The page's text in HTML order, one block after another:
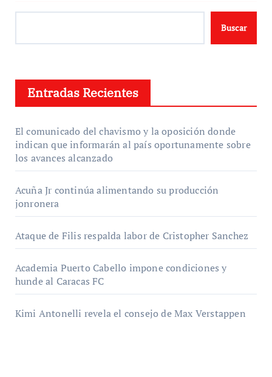
Buscar
Entradas Recientes
El comunicado del chavismo y la oposición donde
indican que informarán al país oportunamente sobre
los avances alcanzado
Acuña Jr continúa alimentando su producción
jonronera
Ataque de Filis respalda labor de Cristopher Sanchez
Academia Puerto Cabello impone condiciones y
hunde al Caracas FC
Kimi Antonelli revela el consejo de Max Verstappen